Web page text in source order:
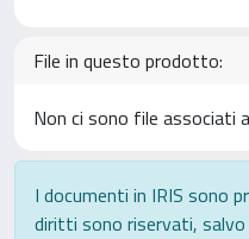
File in questo prodotto:
Non ci sono file associati
I documenti in IRIS sono
diritti sono riservati, salvo